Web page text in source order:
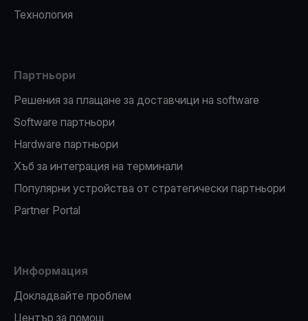
Технология
Партньори
Решения за плащане за доставчици на software
Software партньори
Hardware партньори
Хъб за интеграция на терминали
Популярни устройства от стратегически партньори
Partner Portal
Информация
Докладвайте проблем
Център за помощ